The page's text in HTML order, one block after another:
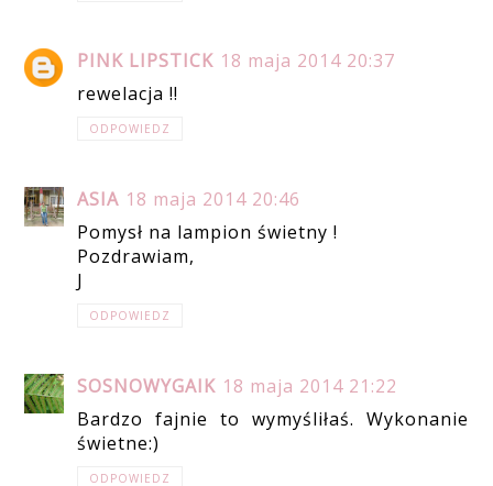
PINK LIPSTICK 18 maja 2014 20:37
rewelacja !!
ODPOWIEDZ
ASIA 18 maja 2014 20:46
Pomysł na lampion świetny !
Pozdrawiam,
J
ODPOWIEDZ
SOSNOWYGAIK 18 maja 2014 21:22
Bardzo fajnie to wymyśliłaś. Wykonanie
świetne:)
ODPOWIEDZ